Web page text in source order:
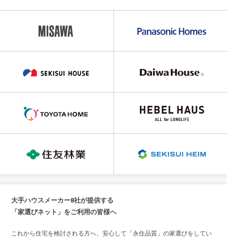
大手ハウスメーカー8社が提供する
「家選びネット」をご利用の皆様へ
これから住宅を検討される方へ、安心して「永住品質」の家選びをしてい